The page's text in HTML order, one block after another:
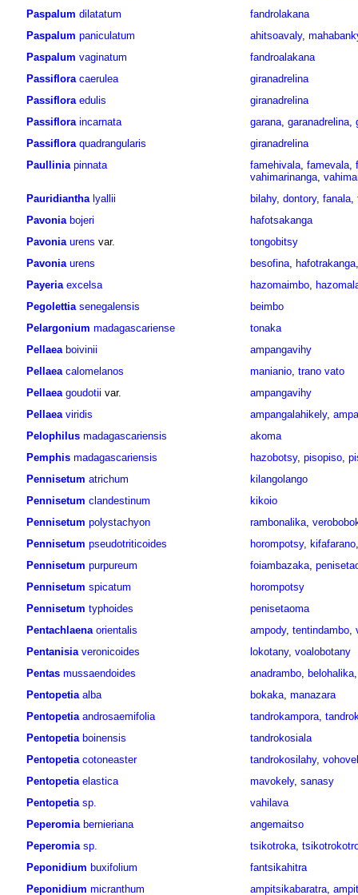
Paspalum dilatatum
fandrolakana
Paspalum paniculatum ahitsoavaly,
Paspalum vaginatum
fandroalakana
Passiflora caerulea
giranadrelina
Passiflora edulis
giranadrelina
Passiflora incarnata garana, garanadrelina,
Passiflora quadrangularis
giranadrelina
Paullinia pinnata famehivala, famevala,
vahimarinanga,
Pauridiantha lyallii bilahy, dontory, fanala,
Pavonia bojeri
hafotsakanga
Pavonia urens var.
tongobitsy
Pavonia urens besofina, hafotrakanga
Payeria excelsa hazomaimbo,
Pegolettia senegalensis
beimbo
Pelargonium madagascariense
tonaka
Pellaea boivinii
ampangavihy
Pellaea calomelanos manianio, trano vato
Pellaea goudotii var.
ampangavihy
Pellaea viridis ampangalahikely,
Pelophilus madagascariensis
akoma
Pemphis madagascariensis hazobotsy, pisopiso,
Pennisetum atrichum
kilangolango
Pennisetum clandestinum
kikoio
Pennisetum polystachyon rambonalika,
Pennisetum pseudotriticoides horompotsy, kifafarano
Pennisetum purpureum foiambazaka,
Pennisetum spicatum
horompotsy
Pennisetum typhoides
penisetaoma
Pentachlaena orientalis ampody, tentindambo,
Pentanisia veronicoides lokotany, voalobotany
Pentas mussaendoides anadrambo, belohalika
Pentopetia alba bokaka, manazara
Pentopetia androsaemifolia tandrokampora,
Pentopetia boinensis
tandrokosiala
Pentopetia cotoneaster tandrokosilahy,
Pentopetia elastica mavokely, sanasy
Pentopetia sp.
vahilava
Peperomia bernieriana
angemaitso
Peperomia sp. tsikotroka,
Peponidium buxifolium
fantsikahitra
Peponidium micranthum ampitsikabaratra,